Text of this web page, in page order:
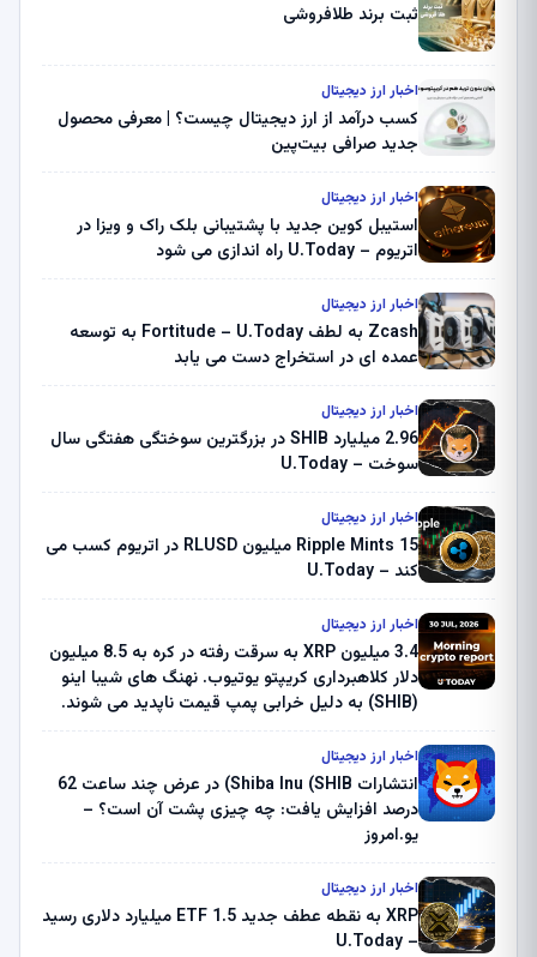
ثبت برند طلافروشی
اخبار ارز دیجیتال
کسب درآمد از ارز دیجیتال چیست؟ | معرفی محصول
جدید صرافی بیت‌پین
اخبار ارز دیجیتال
استیبل کوین جدید با پشتیبانی بلک راک و ویزا در
اتریوم – U.Today راه اندازی می شود
اخبار ارز دیجیتال
Zcash به لطف Fortitude – U.Today به توسعه
عمده ای در استخراج دست می یابد
اخبار ارز دیجیتال
2.96 میلیارد SHIB در بزرگترین سوختگی هفتگی سال
سوخت – U.Today
اخبار ارز دیجیتال
Ripple Mints 15 میلیون RLUSD در اتریوم کسب می
کند – U.Today
اخبار ارز دیجیتال
3.4 میلیون XRP به سرقت رفته در کره به 8.5 میلیون
دلار کلاهبرداری کریپتو یوتیوب. نهنگ های شیبا اینو
(SHIB) به دلیل خرابی پمپ قیمت ناپدید می شوند.
ثبت کرد – گزارش کریپتو صبح – U.Today
اخبار ارز دیجیتال
انتشارات Shiba Inu (SHIB) در عرض چند ساعت 62
درصد افزایش یافت: چه چیزی پشت آن است؟ –
یو.امروز
اخبار ارز دیجیتال
XRP به نقطه عطف جدید ETF 1.5 میلیارد دلاری رسید
– U.Today